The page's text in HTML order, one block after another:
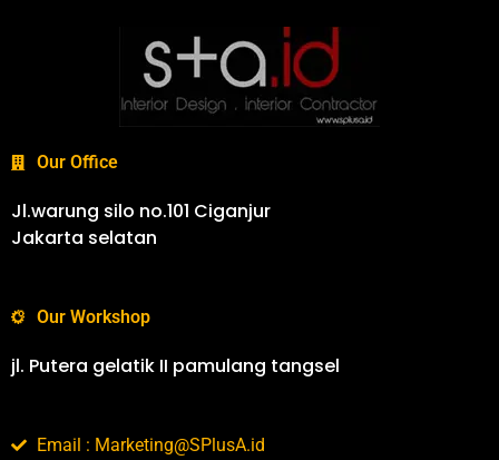
Our Office
Jl.warung silo no.101 Ciganjur
Jakarta selatan
Our Workshop
jl. Putera gelatik II pamulang tangsel
Email : Marketing@SPlusA.id